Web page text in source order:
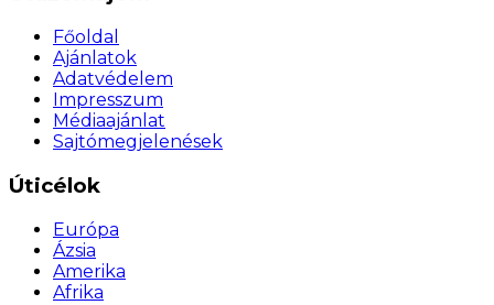
Főoldal
Ajánlatok
Adatvédelem
Impresszum
Médiaajánlat
Sajtómegjelenések
Úticélok
Európa
Ázsia
Amerika
Afrika